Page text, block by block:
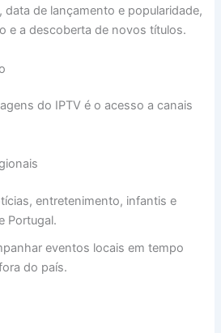
de lançamento e popularidade,
e a descoberta de novos títulos.
do IPTV é o acesso a canais
entretenimento, infantis e
Portugal.
eventos locais em tempo
do país.